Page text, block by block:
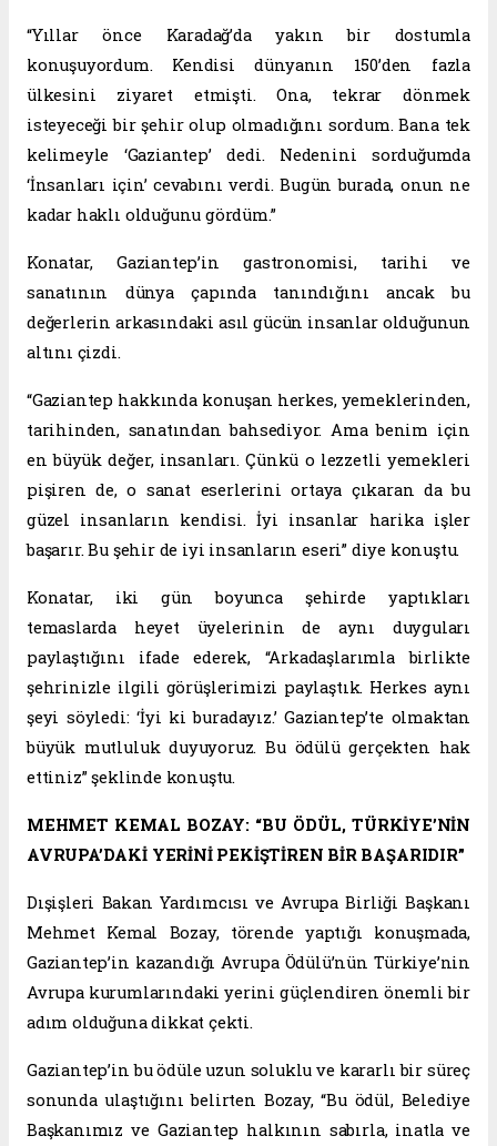
“Yıllar önce Karadağ’da yakın bir dostumla
konuşuyordum. Kendisi dünyanın 150’den fazla
ülkesini ziyaret etmişti. Ona, tekrar dönmek
isteyeceği bir şehir olup olmadığını sordum. Bana tek
kelimeyle ‘Gaziantep’ dedi. Nedenini sorduğumda
‘İnsanları için’ cevabını verdi. Bugün burada, onun ne
kadar haklı olduğunu gördüm.”
Konatar, Gaziantep’in gastronomisi, tarihi ve
sanatının dünya çapında tanındığını ancak bu
değerlerin arkasındaki asıl gücün insanlar olduğunun
altını çizdi.
“Gaziantep hakkında konuşan herkes, yemeklerinden,
tarihinden, sanatından bahsediyor. Ama benim için
en büyük değer, insanları. Çünkü o lezzetli yemekleri
pişiren de, o sanat eserlerini ortaya çıkaran da bu
güzel insanların kendisi. İyi insanlar harika işler
başarır. Bu şehir de iyi insanların eseri” diye konuştu.
Konatar, iki gün boyunca şehirde yaptıkları
temaslarda heyet üyelerinin de aynı duyguları
paylaştığını ifade ederek, “Arkadaşlarımla birlikte
şehrinizle ilgili görüşlerimizi paylaştık. Herkes aynı
şeyi söyledi: ‘İyi ki buradayız.’ Gaziantep’te olmaktan
büyük mutluluk duyuyoruz. Bu ödülü gerçekten hak
ettiniz” şeklinde konuştu.
MEHMET KEMAL BOZAY: “BU ÖDÜL, TÜRKİYE’NİN
AVRUPA’DAKİ YERİNİ PEKİŞTİREN BİR BAŞARIDIR”
Dışişleri Bakan Yardımcısı ve Avrupa Birliği Başkanı
Mehmet Kemal Bozay, törende yaptığı konuşmada,
Gaziantep’in kazandığı Avrupa Ödülü’nün Türkiye’nin
Avrupa kurumlarındaki yerini güçlendiren önemli bir
adım olduğuna dikkat çekti.
Gaziantep’in bu ödüle uzun soluklu ve kararlı bir süreç
sonunda ulaştığını belirten Bozay, “Bu ödül, Belediye
Başkanımız ve Gaziantep halkının sabırla, inatla ve